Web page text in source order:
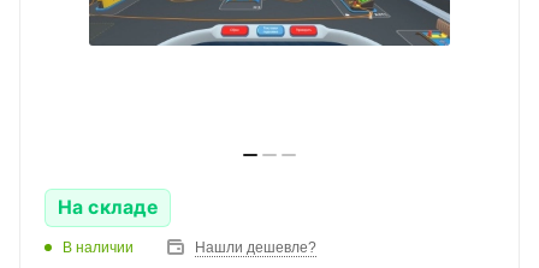
На складе
В наличии Нашли дешевле?